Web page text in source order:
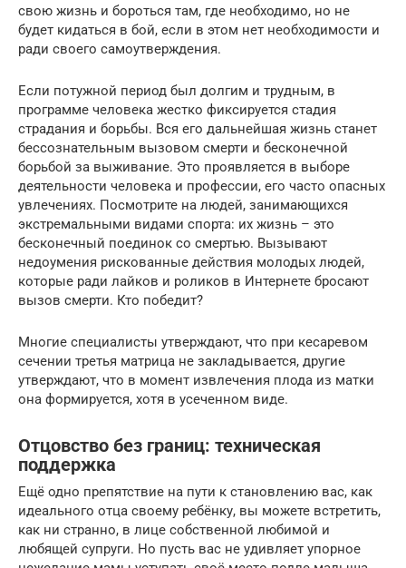
свою жизнь и бороться там, где необходимо, но не
будет кидаться в бой, если в этом нет необходимости и
ради своего самоутверждения.
Если потужной период был долгим и трудным, в
программе человека жестко фиксируется стадия
страдания и борьбы. Вся его дальнейшая жизнь станет
бессознательным вызовом смерти и бесконечной
борьбой за выживание. Это проявляется в выборе
деятельности человека и профессии, его часто опасных
увлечениях. Посмотрите на людей, занимающихся
экстремальными видами спорта: их жизнь – это
бесконечный поединок со смертью. Вызывают
недоумения рискованные действия молодых людей,
которые ради лайков и роликов в Интернете бросают
вызов смерти. Кто победит?
Многие специалисты утверждают, что при кесаревом
сечении третья матрица не закладывается, другие
утверждают, что в момент извлечения плода из матки
она формируется, хотя в усеченном виде.
Отцовство без границ: техническая
поддержка
Ещё одно препятствие на пути к становлению вас, как
идеального отца своему ребёнку, вы можете встретить,
как ни странно, в лице собственной любимой и
любящей супруги. Но пусть вас не удивляет упорное